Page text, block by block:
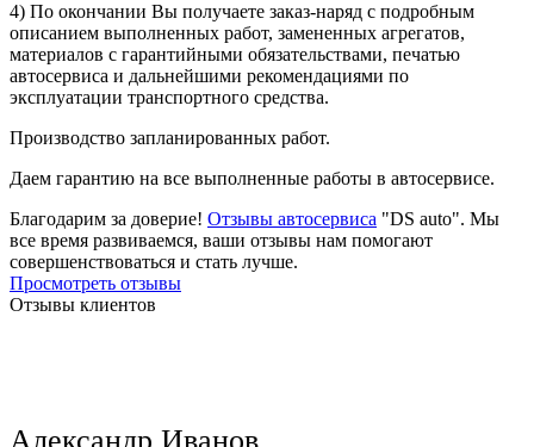
4) По окончании Вы получаете заказ-наряд с подробным
описанием выполненных работ, замененных агрегатов,
материалов с гарантийными обязательствами, печатью
автосервиса и дальнейшими рекомендациями по
эксплуатации транспортного средства.
Производство запланированных работ.
Даем гарантию на все выполненные работы в автосервисе.
Благодарим за доверие! Отзывы автосервиса "DS auto". Мы
все время развиваемся, ваши отзывы нам помогают
совершенствоваться и стать лучше.
Просмотреть отзывы
Отзывы клиентов